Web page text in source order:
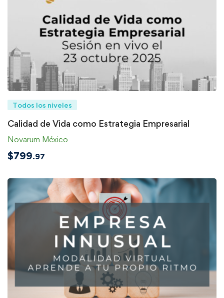
Todos los niveles
Calidad de Vida como Estrategia Empresarial
Novarum México
$799.97